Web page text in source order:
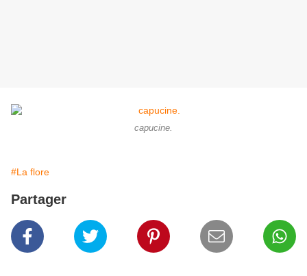
capucine.
#La flore
Partager